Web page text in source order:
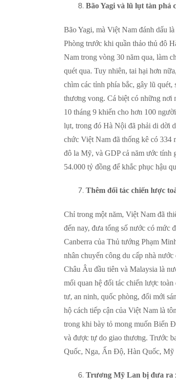
Bão Yagi và lũ lụt tàn phá
Bão Yagi, mà Việt Nam đánh dấu
Phòng trước khi quần thảo thủ đô
Nam trong vòng 30 năm qua, làm
quét qua. Tuy nhiên, tai hại hơn
chìm các tỉnh phía bắc, gây lũ
thương vong. Cá biệt có những nơi
10 tháng 9 khiến cho hơn 100
lụt, trong đó Hà Nội đã phải di dời
chức Việt Nam đã thống kê có 334
đô la Mỹ, và GDP cả năm ước tính
54.000 tỷ đồng để khắc phục hậu
Thêm đối tác chiến lược
Chỉ trong một năm, Việt Nam đã
đến nay, đưa tổng số nước có mức
Canberra của Thủ tướng Phạm
nhân chuyến công du cấp nhà
Châu Âu đầu tiên và Malaysia là
mối quan hệ đối tác chiến lược
tư, an ninh, quốc phòng, đổi mới
hộ cách tiếp cận của Việt Nam là
trong khi bày tỏ mong muốn Biển
và được tự do giao thương. Trước
Quốc, Nga, Ấn Độ, Hàn Quốc, Mỹ
Trương Mỹ Lan bị đưa ra